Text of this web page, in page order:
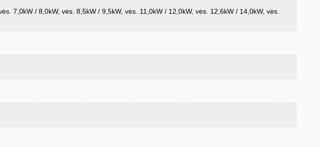
7,0kW / 8,0kW, vės. 8,5kW / 9,5kW, vės. 11,0kW / 12,0kW, vės. 12,6kW / 14,0kW, vės.